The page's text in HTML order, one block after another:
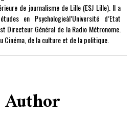
de journalisme de Lille (ESJ Lille). Il a
en Psychologieàl’Université d’Etat
Directeur Général de la Radio Métronome.
Cinéma, de la culture et de la politique.